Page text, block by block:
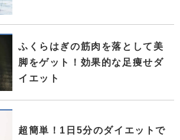
ふくらはぎの筋肉を落として美
脚をゲット！効果的な足痩せダ
イエット
超簡単！1日5分のダイエットで